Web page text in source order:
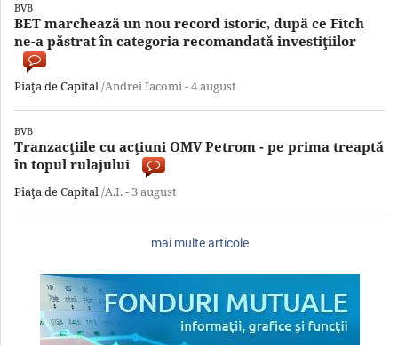
BVB
BET marchează un nou record istoric, după ce Fitch
ne-a păstrat în categoria recomandată investiţiilor
Piaţa de Capital/Andrei Iacomi -4 august
BVB
Tranzacţiile cu acţiuni OMV Petrom - pe prima treaptă
în topul rulajului
Piaţa de Capital/A.I. - 3 august
mai multe articole